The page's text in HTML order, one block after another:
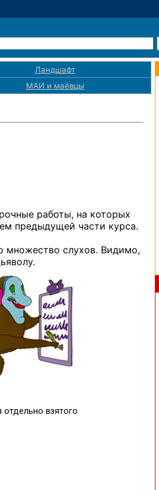
Ландшафт
МАИ и маёвцы
работы, на которых
предыдущей части курса.
множество слухов. Видимо,